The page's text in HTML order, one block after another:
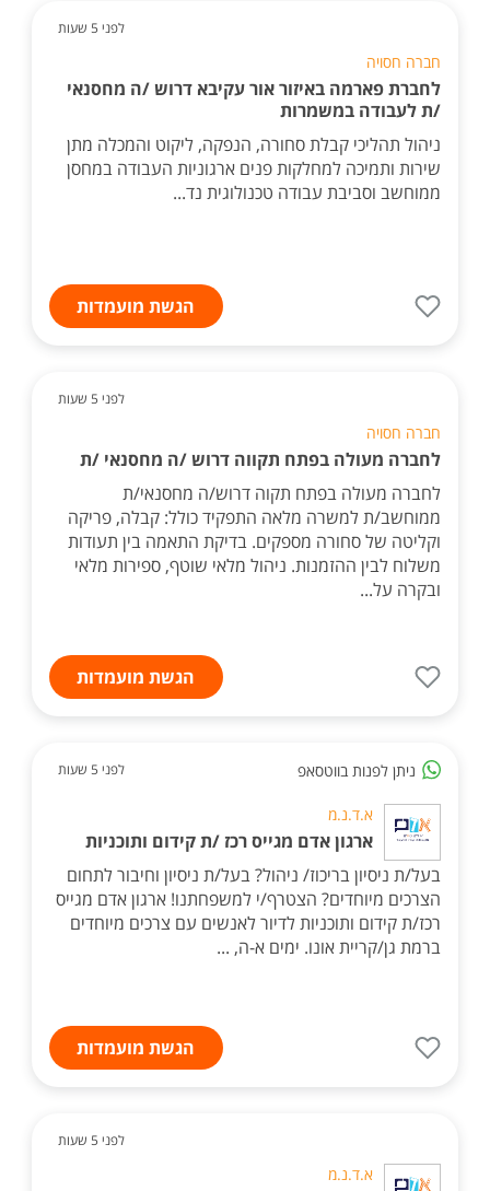
לפני 5 שעות
חברה חסויה
לחברת פארמה באיזור אור עקיבא דרוש /ה מחסנאי
/ת לעבודה במשמרות
ניהול תהליכי קבלת סחורה, הנפקה, ליקוט והמכלה מתן
שירות ותמיכה למחלקות פנים ארגוניות העבודה במחסן
ממוחשב וסביבת עבודה טכנולוגית נד...
הגשת מועמדות
לפני 5 שעות
חברה חסויה
לחברה מעולה בפתח תקווה דרוש /ה מחסנאי /ת
לחברה מעולה בפתח תקוה דרוש/ה מחסנאי/ת
ממוחשב/ת למשרה מלאה התפקיד כולל: קבלה, פריקה
וקליטה של סחורה מספקים. בדיקת התאמה בין תעודות
משלוח לבין ההזמנות. ניהול מלאי שוטף, ספירות מלאי
ובקרה על...
הגשת מועמדות
ניתן לפנות בווטסאפ לפני 5 שעות
א.ד.נ.מ
ארגון אדם מגייס רכז /ת קידום ותוכניות
בעל/ת ניסיון בריכוז/ ניהול? בעל/ת ניסיון וחיבור לתחום
הצרכים מיוחדים? הצטרף/י למשפחתנו! ארגון אדם מגייס
רכז/ת קידום ותוכניות לדיור לאנשים עם צרכים מיוחדים
ברמת גן/קריית אונו. ימים א-ה, ...
הגשת מועמדות
לפני 5 שעות
א.ד.נ.מ